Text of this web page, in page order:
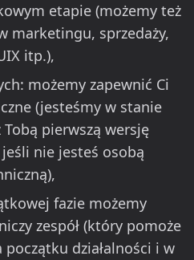
etapie (możemy też
marketingu, sprzedaży,
itp.),
możemy zapewnić Ci
(jesteśmy w stanie
pierwszą wersję
nie jesteś osobą
fazie możemy
zespół (który pomoże
początku działalności i w